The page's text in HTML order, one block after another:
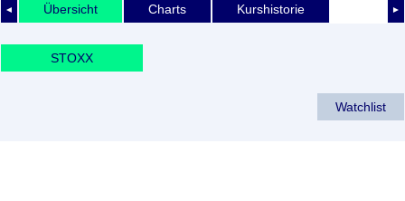
◄ ►
Übersicht Charts Kurshistorie
STOXX
Watchlist